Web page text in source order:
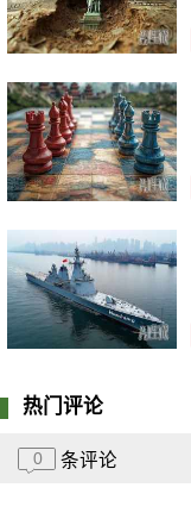
热门评论
0 条评论